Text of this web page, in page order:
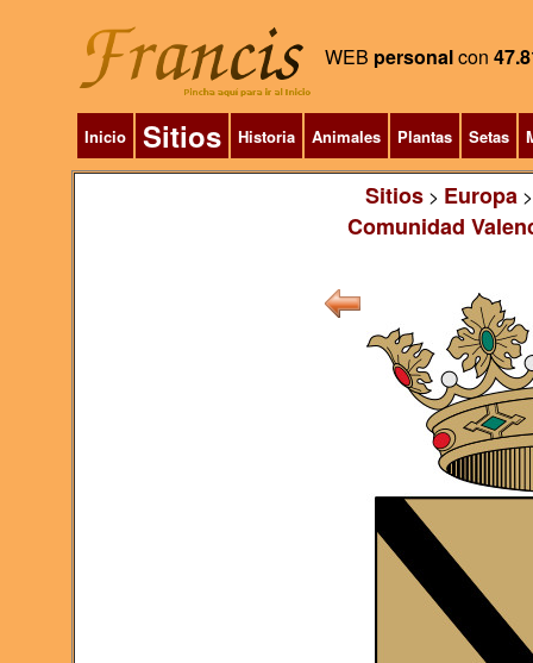
WEB personalcon
Inicio Sitios Historia Animales Plantas Setas
Sitios> Europa
Comunidad